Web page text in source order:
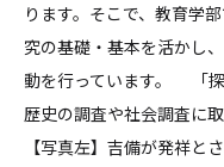
ります。そこで、教育学
究の基礎・基本を活かし
動を行っています。 「
歴史の調査や社会調査に取
【写真左】吉備が発祥と